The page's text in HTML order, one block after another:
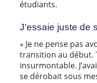
étudiants.
J’essaie juste de
« Je ne pense pas
transition au début.
insurmontable.
se dérobait sous